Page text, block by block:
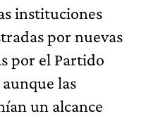
instituciones
por nuevas
por el Partido
las
un alcance